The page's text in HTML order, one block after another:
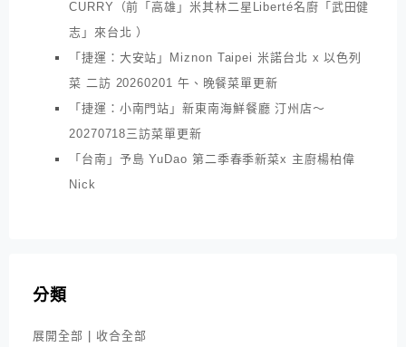
CURRY（前「高雄」米其林二星Liberté名廚「武田健
志」來台北 ）
「捷運：大安站」Miznon Taipei 米諾台北 x 以色列
菜 二訪 20260201 午、晚餐菜單更新
「捷運：小南門站」新東南海鮮餐廳 汀州店～
20270718三訪菜單更新
「台南」予島 YuDao 第二季春季新菜x 主廚楊柏偉
Nick
分類
展開全部 | 收合全部